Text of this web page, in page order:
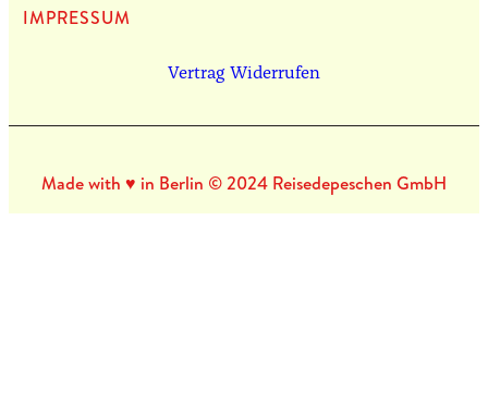
IMPRES­SUM
Vertrag Widerrufen
Made with ♥ in Berlin © 2024 Reisedepeschen GmbH